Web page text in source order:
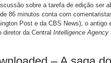
sobre a tarefa de edição ser
86 minutos conta com
Post e da CBS News), o antigo
diretor da Central Intelligence Agency